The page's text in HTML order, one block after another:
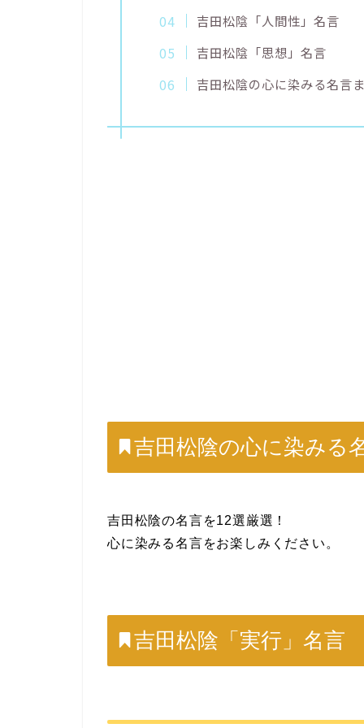
吉田松陰「人間性」名言
吉田松陰「思想」名言
吉田松陰の心に染みる名言
吉田松陰の心に染みる
吉田松陰の名言を12選厳選！
心に染みる名言をお楽しみください。
吉田松陰「実行」名言